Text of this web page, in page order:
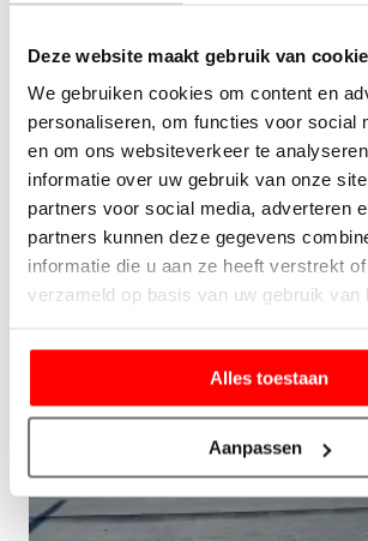
Deze website maakt gebruik van
We gebruiken cookies om content en
personaliseren, om functies voor social
en om ons websiteverkeer te
informatie over uw gebruik van onze
partners voor social media, adverteren
partners kunnen deze gegevens
informatie die u aan ze heeft verstrekt
verzameld op basis van uw gebruik van
Alles toestaan
Aanpassen
Moordrecht | direct
Als u wilt komen wij vandaag nog bij u
zelfs meteen bij u aan de slag! Wenst u
Geen probleem! Uw dakdekker in
tevoren altijd een tijd- en
ongeveer weet waar u aan toe bent.
voor een vrijblijvend bezoek.